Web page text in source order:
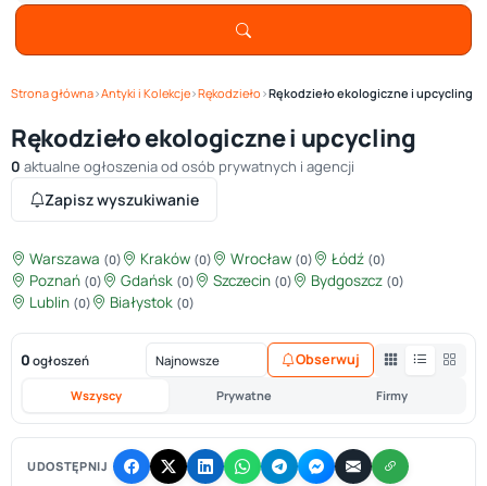
Strona główna›Antyki i Kolekcje›Rękodzieło ›Rękodzieło ekologiczne i upcycling
Rękodzieło ekologiczne i upcycling
0 aktualne ogłoszenia od osób prywatnych i agencji
Zapisz wyszukiwanie
Warszawa (0) Kraków (0) Wrocław (0) Łódź (0)
Poznań (0) Gdańsk (0) Szczecin (0) Bydgoszcz (0)
Lublin (0) Białystok (0)
0 ogłoszeń
Wszyscy Prywatne Firmy
Obserwuj
UDOSTĘPNIJ